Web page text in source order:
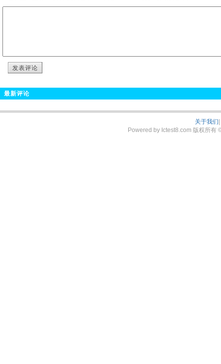
发表评论
最新评论
关于我们
Powered by Ictest8.com 版权所